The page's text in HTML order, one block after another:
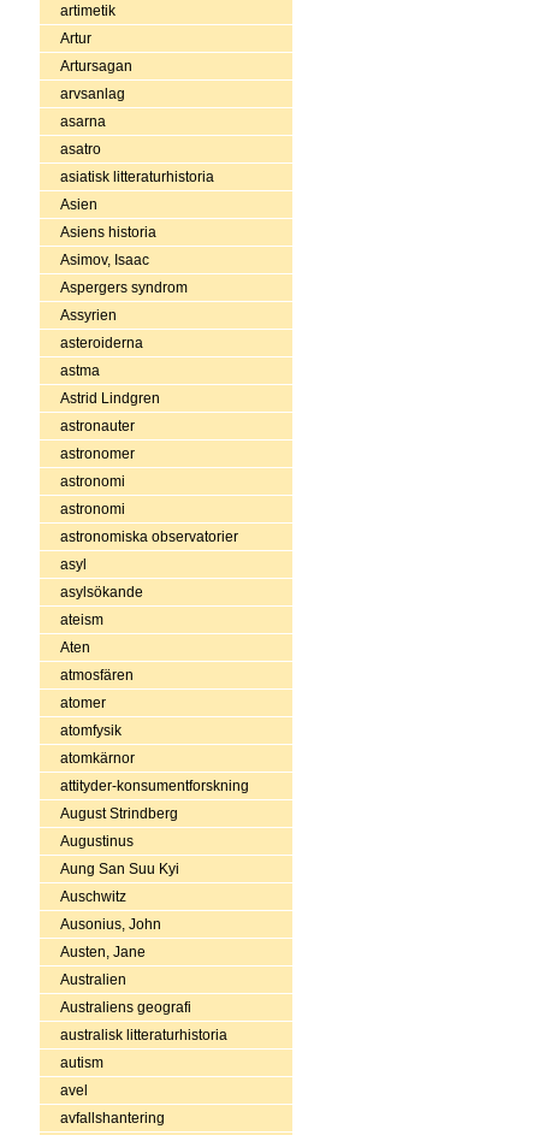
artimetik
Artur
Artursagan
arvsanlag
asarna
asatro
asiatisk litteraturhistoria
Asien
Asiens historia
Asimov, Isaac
Aspergers syndrom
Assyrien
asteroiderna
astma
Astrid Lindgren
astronauter
astronomer
astronomi
astronomi
astronomiska observatorier
asyl
asylsökande
ateism
Aten
atmosfären
atomer
atomfysik
atomkärnor
attityder-konsumentforskning
August Strindberg
Augustinus
Aung San Suu Kyi
Auschwitz
Ausonius, John
Austen, Jane
Australien
Australiens geografi
australisk litteraturhistoria
autism
avel
avfallshantering